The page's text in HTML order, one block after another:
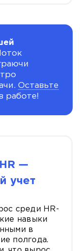
Оставьте
работе!
—
учет
среди HR-
навыки
в
полгода.